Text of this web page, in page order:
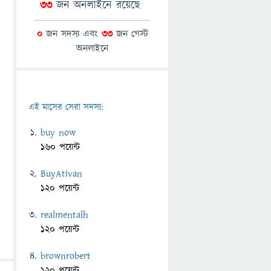
33জন অনলাইনে রয়েছে
0জন সদস্য এবং 33জন গেস্ট
অনলাইনে
এই মাসের সেরা সদস্য:
buy now
160 পয়েন্ট
BuyAtivan
120 পয়েন্ট
realmentalh
120 পয়েন্ট
brownrobert